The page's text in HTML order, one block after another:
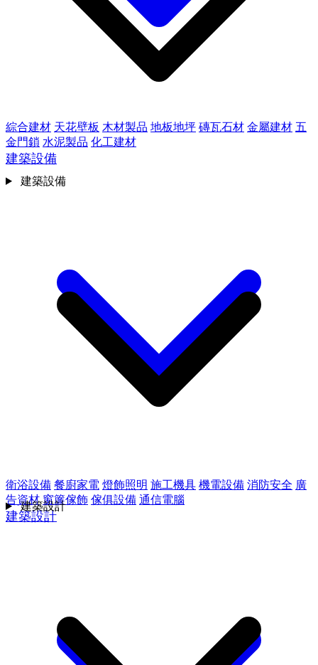
綜合建材 天花壁板 木材製品 地板地坪 磚瓦石材 金屬建材 五
金門鎖 水泥製品 化工建材
建築設備
衛浴設備 餐廚家電 燈飾照明 施工機具 機電設備 消防安全 廣
告資材 窗簾傢飾 傢俱設備 通信電腦
建築設計
建築設備
建築設計